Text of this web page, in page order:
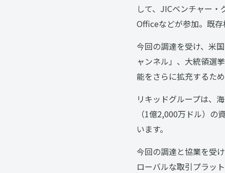
して、JICベンチャー
Officeなどが参加。既存
今回の調達を受け、米
ャンネル」、大統領選
能をさらに拡充するた
リキッドグループは、
（1億2,000万ドル）
います。
今回の調達と協業を受
ローバルな取引プラッ